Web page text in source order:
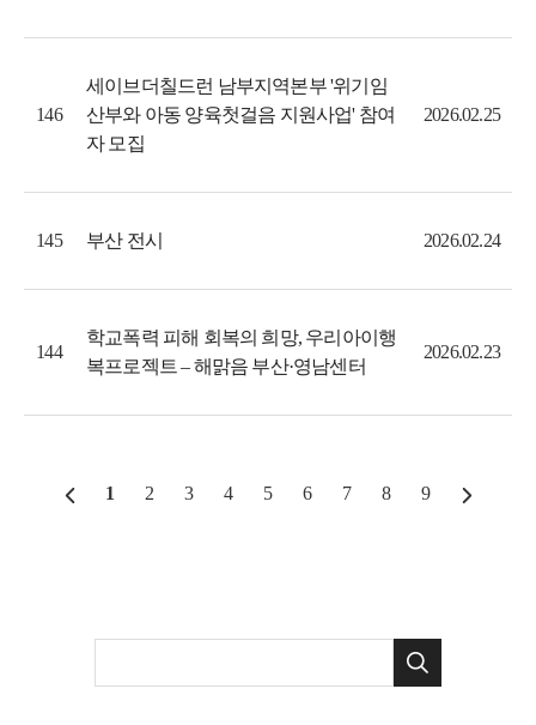
146
세이브더칠드런 남부지역본부 '위기임
산부와 아동 양육첫걸음 지원사업' 참여
자 모집
2026.02.25
145 부산 전시 2026.02.24
144
학교폭력 피해 회복의 희망, 우리아이행
복프로젝트 – 해맑음 부산·영남센터
2026.02.23
1 2 3 4 5 6 7 8 9